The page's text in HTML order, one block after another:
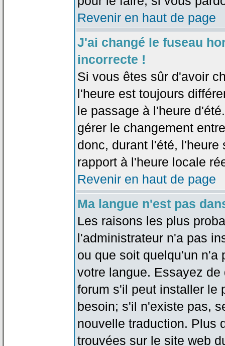
Revenir en haut de page
J'ai changé le fuseau
incorrecte !
Si vous êtes sûr d'avoir
l'heure est toujours
le passage à l'heure
gérer le changement
donc, durant l'été, l'heure
rapport à l'heure locale
Revenir en haut de page
Ma langue n'est pas
Les raisons les plus
l'administrateur n'a pas
ou que soit quelqu'un n'a
votre langue. Essayez
forum s'il peut installer le
besoin; s'il n'existe pas,
nouvelle traduction. Plus
trouvées sur le site web